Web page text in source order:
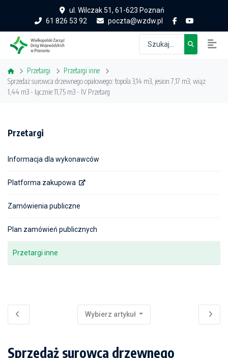
ul. Wilczak 51, 61-623 Poznań
61 826 53 92
poczta@wzdw.pl
Przetargi
Przetargi inne
Sprzedaż surowca drzewnego opałowego: topola 3,14 m3, jesion 7,17 m3, wiąz
1,44 m3 - łącznie 11,75 m3 - IV Przetarg
Przetargi
Informacja dla wykonawców
Platforma zakupowa
Zamówienia publiczne
Plan zamówień publicznych
Przetargi inne
Wybierz artykuł
Sprzedaż surowca drzewnego